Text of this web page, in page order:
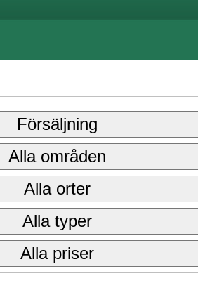
Försäljning
Alla områden
Alla orter
Alla typer
Alla priser